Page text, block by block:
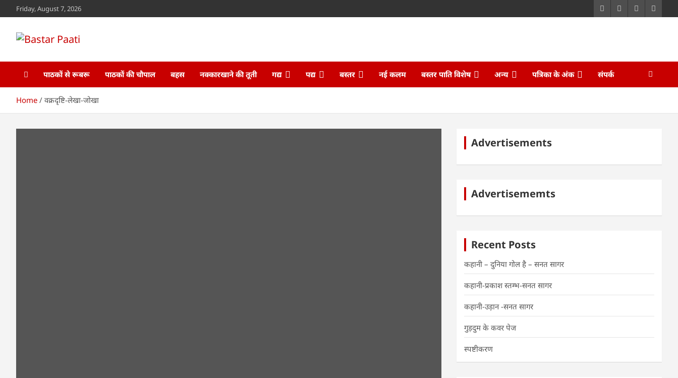
to
Friday, August 7, 2026
Bastar Paati
पाठकों से रूबरू पाठकों की चौपाल बहस नक्कारखाने की तूती गद्य पद्य बस्तर नई कलम बस्तर पाति विशेष अन्य पत्रिका के अंक संपर्क
Home वक्रदृष्टि-लेखा-जोखा
Advertisements
Advertisememts
Recent Posts
कहानी – दुनिया गोल है – सनत सागर
कहानी-प्रकाश स्तम्भ-सनत सागर
कहानी-उड़ान -सनत सागर
गुड़दुम के कवर पेज
स्पष्टीकरण